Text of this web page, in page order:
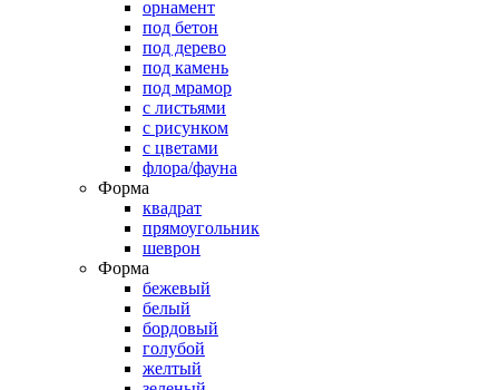
орнамент
под бетон
под дерево
под камень
под мрамор
с листьями
с рисунком
с цветами
флора/фауна
Форма
квадрат
прямоугольник
шеврон
Форма
бежевый
белый
бордовый
голубой
желтый